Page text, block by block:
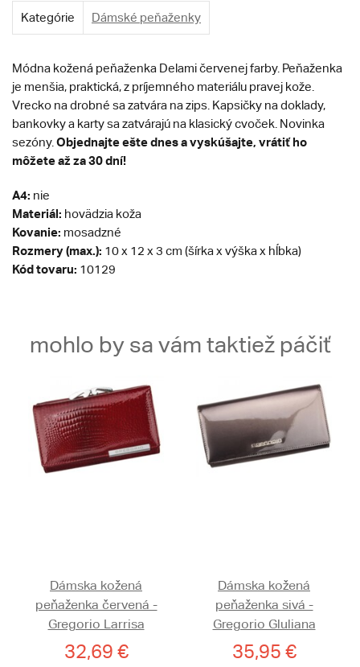
Kategórie Dámské peňaženky
Módna kožená peňaženka Delami červenej farby. Peňaženka
je menšia, praktická, z príjemného materiálu pravej kože.
Vrecko na drobné sa zatvára na zips. Kapsičky na doklady,
bankovky a karty sa zatvárajú na klasický cvoček. Novinka
sezóny. Objednajte ešte dnes a vyskúšajte, vrátiť ho
môžete až za 30 dní!
A4: nie
Materiál: hovädzia koža
Kovanie: mosadzné
Rozmery (max.): 10 x 12 x 3 cm (šírka x výška x hĺbka)
Kód tovaru: 10129
mohlo by sa vám taktiež páčiť
Dámska kožená
peňaženka červená -
Gregorio Larrisa
32,69 €
Dámska kožená
peňaženka sivá -
Gregorio Gluliana
35,95 €